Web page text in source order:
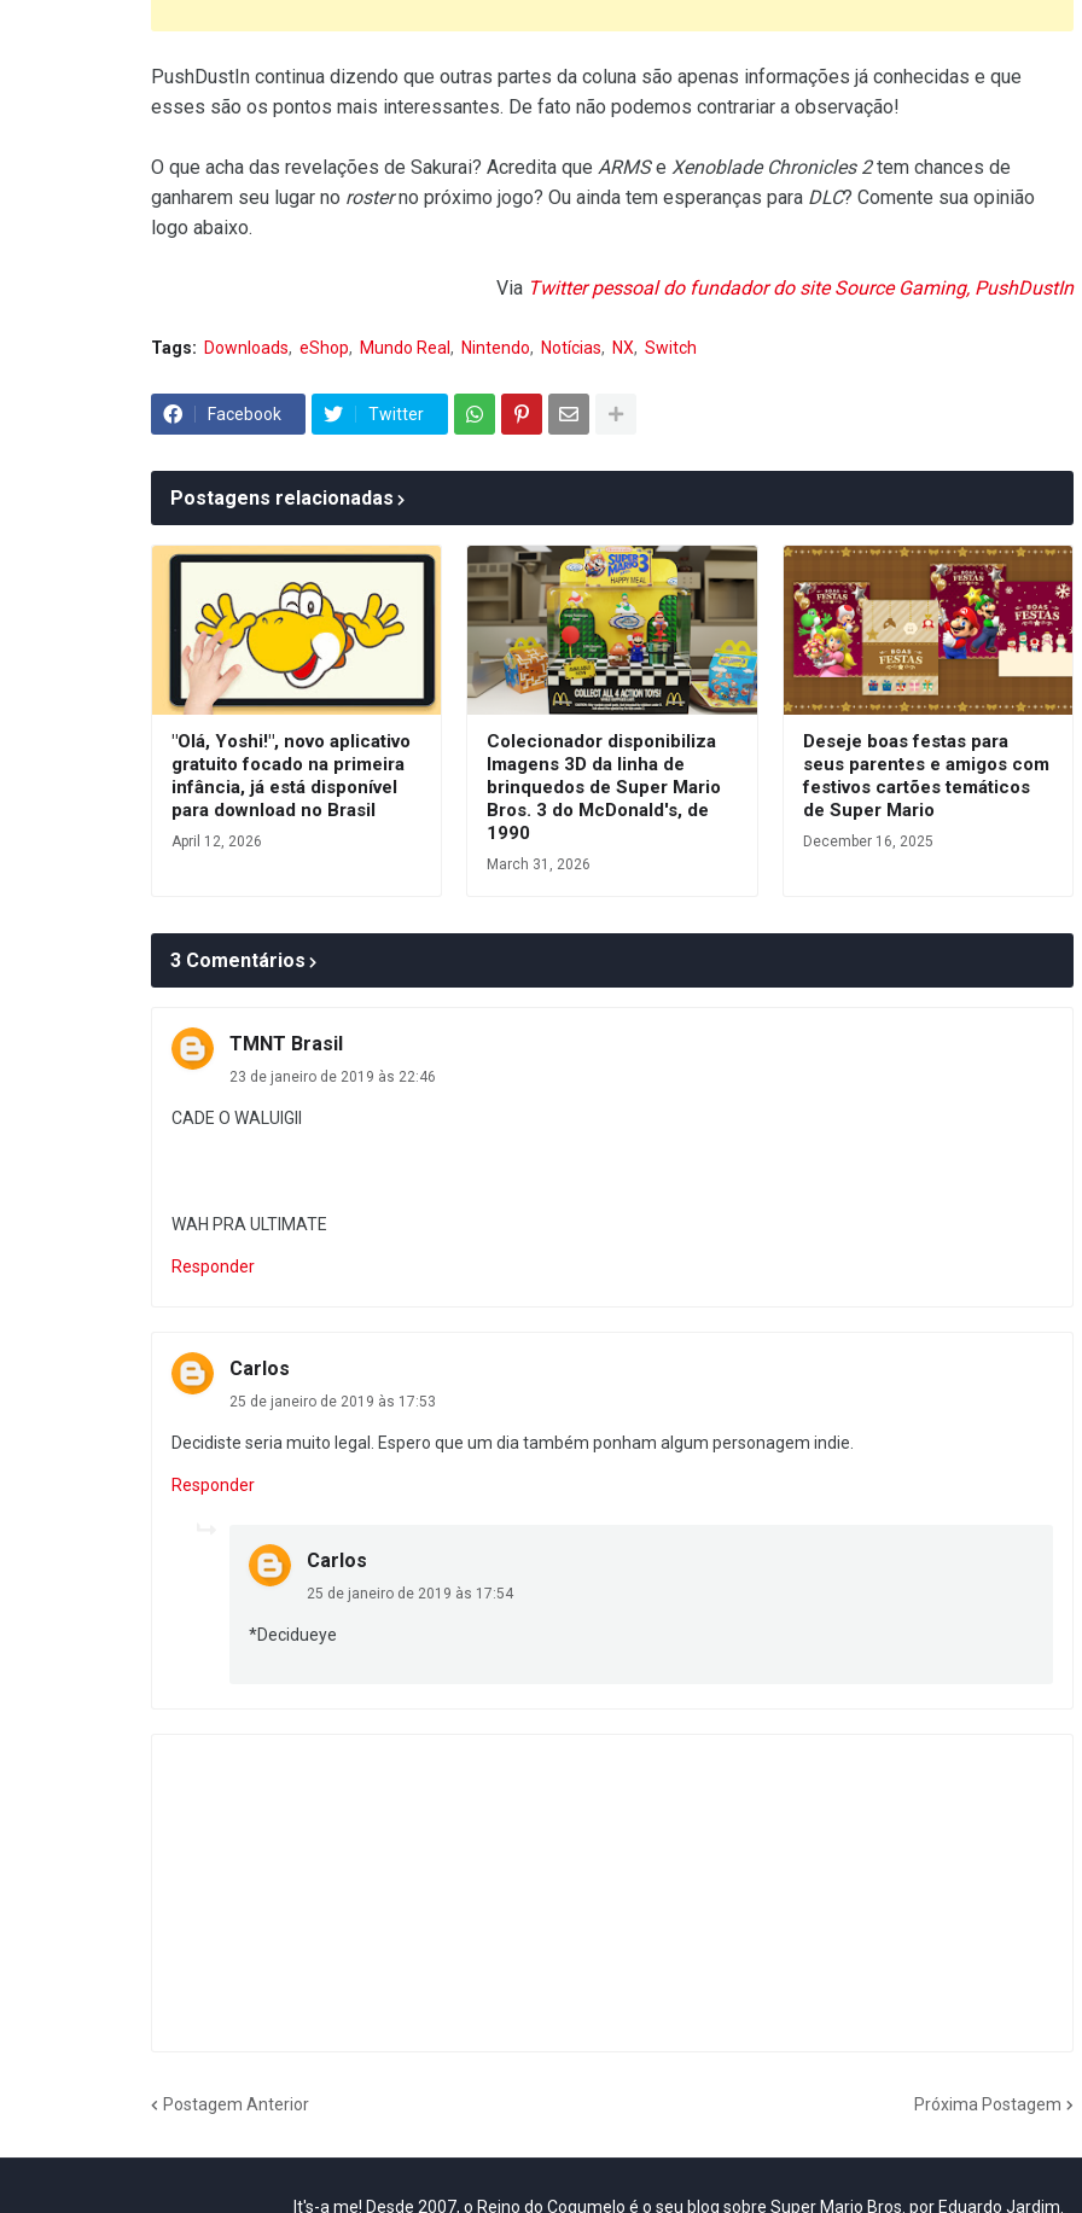
PushDustIn continua dizendo que outras partes da coluna são apenas informações já conhecidas e que
esses são os pontos mais interessantes. De fato não podemos contrariar a observação!
O que acha das revelações de Sakurai? Acredita que ARMSe Xenoblade Chronicles 2tem chances de
ganharem seu lugar no rosterno próximo jogo? Ou ainda tem esperanças para DLC? Comente sua opinião
logo abaixo.
Via Twitter pessoal do fundador do site Source Gaming, PushDustIn
Tags: Downloads eShop Mundo Real Nintendo Notícias NX Switch
Facebook Twitter
Postagens relacionadas
"Olá, Yoshi!", novo aplicativo
gratuito focado na primeira
infância, já está disponível
para download no Brasil
April 12, 2026
Colecionador disponibiliza
Imagens 3D da linha de
brinquedos de Super Mario
Bros. 3 do McDonald's, de
1990
March 31, 2026
Deseje boas festas para
seus parentes e amigos com
festivos cartões temáticos
de Super Mario
December 16, 2025
3 Comentários
TMNT Brasil
23 de janeiro de 2019 às 22:46
CADE O WALUIGII
WAH PRA ULTIMATE
Responder
Carlos
25 de janeiro de 2019 às 17:53
Decidiste seria muito legal. Espero que um dia também ponham algum personagem indie.
Responder
Carlos
25 de janeiro de 2019 às 17:54
*Decidueye
Postagem Anterior Próxima Postagem
It's-a me! Desde 2007, o Reino do Cogumelo é o seu blog sobre Super Mario Bros. por Eduardo Jardim.